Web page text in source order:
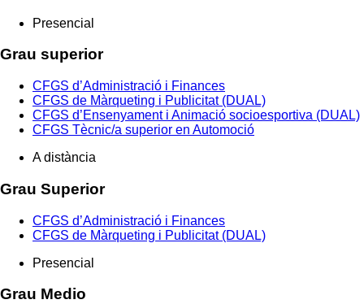
Presencial
Grau superior
CFGS d’Administració i Finances
CFGS de Màrqueting i Publicitat (DUAL)
CFGS d’Ensenyament i Animació socioesportiva (DUAL)
CFGS Tècnic/a superior en Automoció
A distància
Grau Superior
CFGS d’Administració i Finances
CFGS de Màrqueting i Publicitat (DUAL)
Presencial
Grau Medio